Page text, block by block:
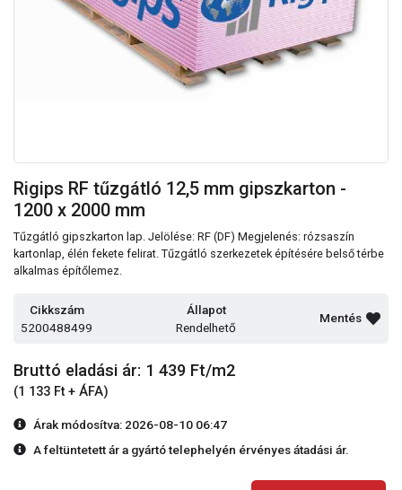
Rigips RF tűzgátló 12,5 mm gipszkarton -
1200 x 2000 mm
Tűzgátló gipszkarton lap. Jelölése: RF (DF) Megjelenés: rózsaszín
kartonlap, élén fekete felirat. Tűzgátló szerkezetek építésére belső térbe
alkalmas építőlemez.
Cikkszám
5200488499
Állapot
Rendelhető
Mentés
Bruttó eladási ár: 1 439 Ft/m2
(1 133 Ft + ÁFA)
Árak módosítva: 2026-08-10 06:47
A feltüntetett ár a gyártó telephelyén érvényes átadási ár.